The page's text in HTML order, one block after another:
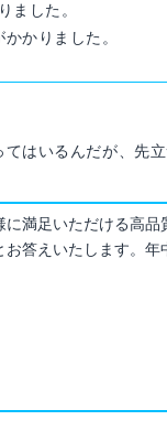
ました。
かりました。
はいるんだが、先
満足いただける高
答えいたします。